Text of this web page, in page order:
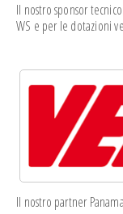
Il nostro sponsor
WS e per le dotazioni
Il nostro partner